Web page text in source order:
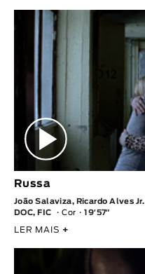
Russa
João Salaviza, Ricardo Alves Jr.
DOC, FIC
Cor 19′57″
LER MAIS +